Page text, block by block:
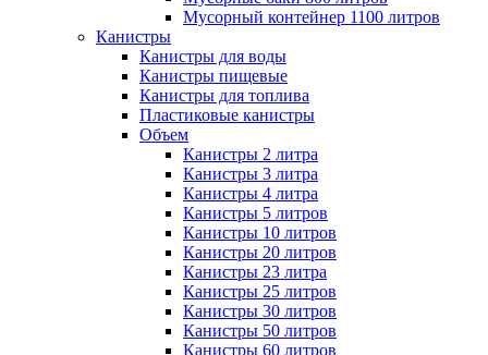
Мусорный контейнер 1100 литров
Канистры
Канистры для воды
Канистры пищевые
Канистры для топлива
Пластиковые канистры
Объем
Канистры 2 литра
Канистры 3 литра
Канистры 4 литра
Канистры 5 литров
Канистры 10 литров
Канистры 20 литров
Канистры 23 литра
Канистры 25 литров
Канистры 30 литров
Канистры 50 литров
Канистры 60 литров